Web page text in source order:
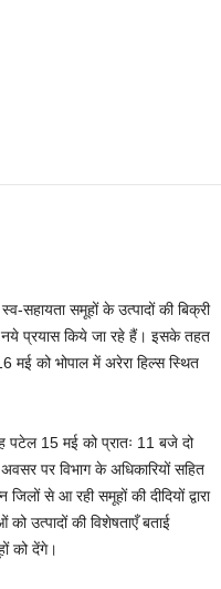
सहायता समूहों के उत्पादों की बिक्री
प्रयास किये जा रहे हैं। इसके तहत
मई को भोपाल में अरेरा हिल्स स्थित
पटेल 15 मई को प्रातः 11 बजे दो
पर विभाग के अधिकारियों सहित
से आ रही समूहों की दीदियों द्वारा
उत्पादों की विशेषताएँ बताई
को देंगे।